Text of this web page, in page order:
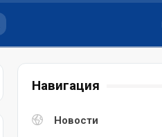
Навигация
Новости